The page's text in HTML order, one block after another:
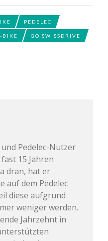
PEDELEC
BIKE GO SWISSDRIVE
Pedelec-Nutzer
15 Jahren
dran, hat er
auf dem Pedelec
diese aufgrund
weniger werden.
Jahrzehnt in